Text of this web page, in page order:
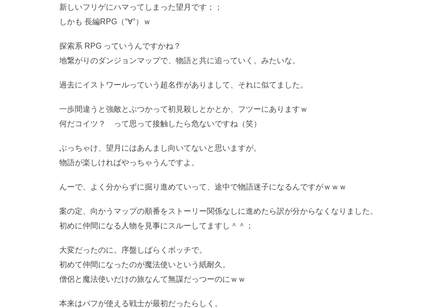
新しいフリゲにハマってしまった望月です；；
しかも 長編RPG（°∀°）ｗ
探索系 RPG っていうんですかね？
地繋がりのダンジョンマップで、物語と共に追っていく。みたいな。
過去にイストワールっていう超名作がありまして、それに似てました。
一歩間違うと強敵とぶつかって初見殺しとかとか、フツーにありますｗ
何だコイツ？ って思って接触したら危ないですね（笑）
ぶっちゃけ、望月にはあんまし向いてないと思いますが。
物語が楽しければやっちゃうんですよ。
んーで、よく分からずに掘り進めていって、途中で物語迷子になるんですがｗｗｗ
案の定、向かうマップの順番をストーリー関係なしに進めたら訳が分からなくなりました。
初めに仲間になる人物を見事にスルーしてますし＾＾；
大変だったのに。序盤しばらくボッチで。
初めて仲間になったのが魔法使いという紙耐久。
僧侶と魔法使いだけの旅なんて無謀だっつーのにｗｗ
本来はバフが使える戦士が最初だったらしく。